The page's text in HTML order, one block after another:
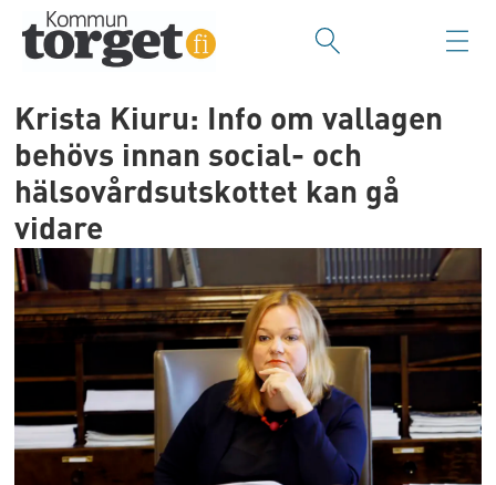
Krista Kiuru: Info om vallagen
behövs innan social- och
hälsovårdsutskottet kan gå
vidare